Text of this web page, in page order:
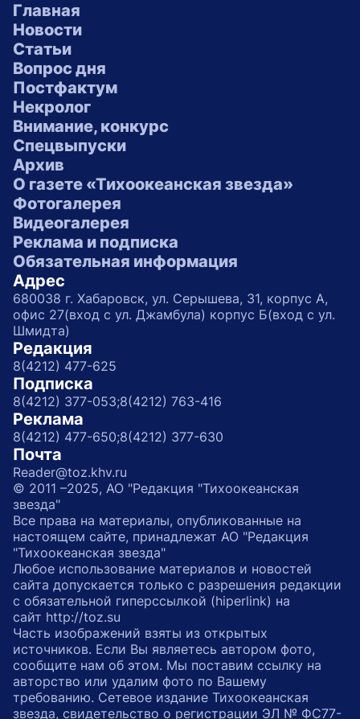
Главная
Новости
Статьи
Вопрос дня
Постфактум
Некролог
Внимание, конкурс
Спецвыпуски
Архив
О газете «Тихоокеанская звезда»
Фотогалерея
Видеогалерея
Реклама и подписка
Обязательная информация
Адрес
680038 г. Хабаровск, ул. Серышева, 31, корпус А,
офис 27(вход с ул. Джамбула) корпус Б(вход с ул.
Шмидта)
Редакция
8(4212) 477-625
Подписка
8(4212) 377-053;8(4212) 763-416
Реклама
8(4212) 477-650;8(4212) 377-630
Почта
Reader@toz.khv.ru
© 2011 –2025, АО "Редакция "Тихоокеанская
звезда"
Все права на материалы, опубликованные на
настоящем сайте, принадлежат АО "Редакция
"Тихоокеанская звезда"
Любое использование материалов и новостей
сайта допускается только с разрешения редакции
с обязательной гиперссылкой (hiperlink) на
сайт http://toz.su
Часть изображений взяты из открытых
источников. Если Вы являетесь автором фото,
сообщите нам об этом. Мы поставим ссылку на
авторство или удалим фото по Вашему
требованию. Сетевое издание Тихоокеанская
звезда, свидетельство о регистрации ЭЛ № ФС77-